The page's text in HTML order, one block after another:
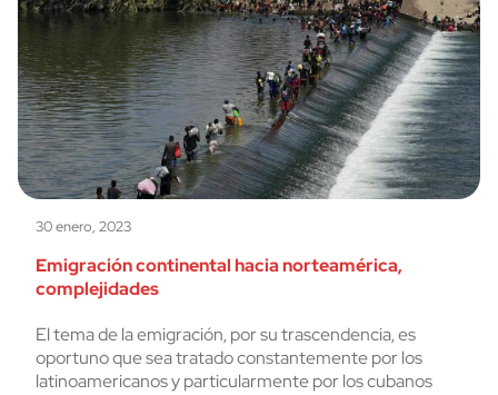
30 enero, 2023
Emigración continental hacia norteamérica,
complejidades
El tema de la emigración, por su trascendencia, es
oportuno que sea tratado constantemente por los
latinoamericanos y particularmente por los cubanos